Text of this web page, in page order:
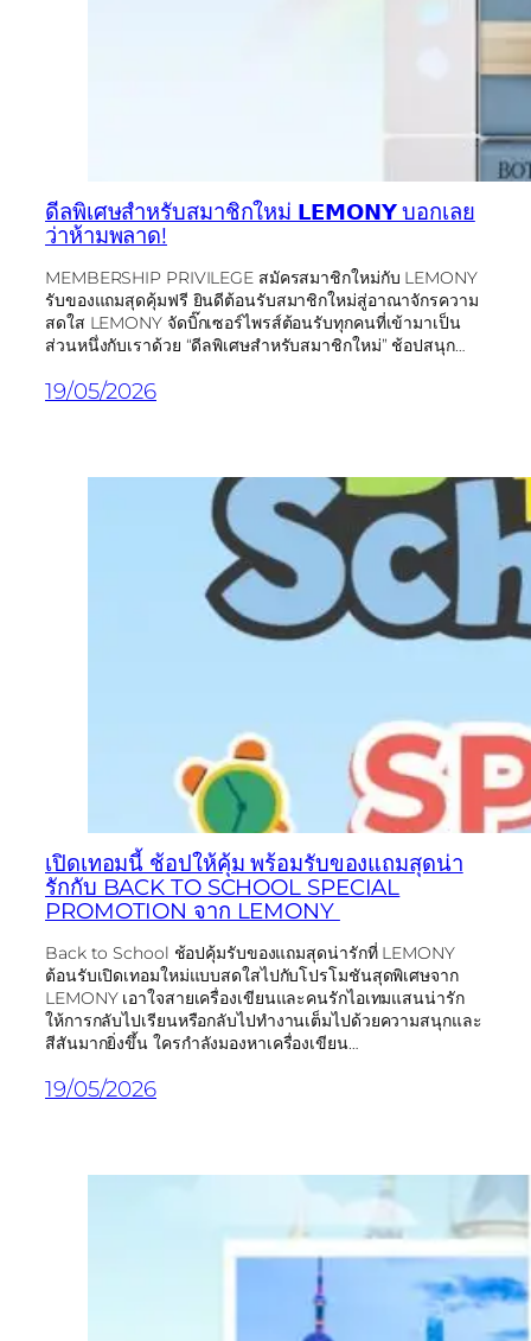
ดีลพิเศษสำหรับสมาชิกใหม่ 𝗟𝗘𝗠𝗢𝗡𝗬 บอกเลย
ว่าห้ามพลาด!
MEMBERSHIP PRIVILEGE สมัครสมาชิกใหม่กับ LEMONY
รับของแถมสุดคุ้มฟรี ยินดีต้อนรับสมาชิกใหม่สู่อาณาจักรความ
สดใส LEMONY จัดบิ๊กเซอร์ไพรส์ต้อนรับทุกคนที่เข้ามาเป็น
ส่วนหนึ่งกับเราด้วย “ดีลพิเศษสำหรับสมาชิกใหม่” ช้อปสนุก…
19/05/2026
เปิดเทอมนี้ ช้อปให้คุ้ม พร้อมรับของแถมสุดน่า
รักกับ BACK TO SCHOOL SPECIAL
PROMOTION จาก LEMONY
Back to School ช้อปคุ้มรับของแถมสุดน่ารักที่ LEMONY
ต้อนรับเปิดเทอมใหม่แบบสดใสไปกับโปรโมชันสุดพิเศษจาก
LEMONY เอาใจสายเครื่องเขียนและคนรักไอเทมแสนน่ารัก
ให้การกลับไปเรียนหรือกลับไปทำงานเต็มไปด้วยความสนุกและ
สีสันมากยิ่งขึ้น ใครกำลังมองหาเครื่องเขียน…
19/05/2026